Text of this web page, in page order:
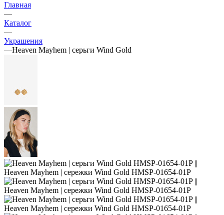
Главная
—
Каталог
—
Украшения
—Heaven Mayhem | серьги Wind Gold